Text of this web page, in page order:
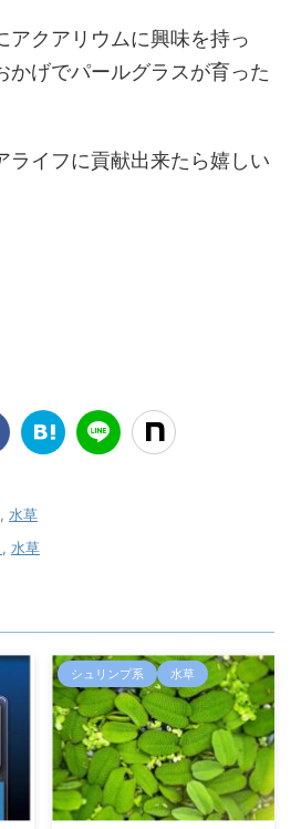
アクアリウムに興味を持っ
かげでパールグラスが育った
ライフに貢献出来たら嬉しい
, 水草
, 水草
シュリンプ系 水草